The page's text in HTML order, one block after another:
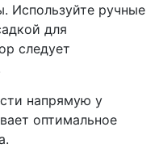
Используйте ручные
для
следует
напрямую у
оптимальное